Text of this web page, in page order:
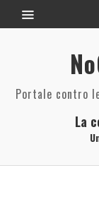
Portale contro
La